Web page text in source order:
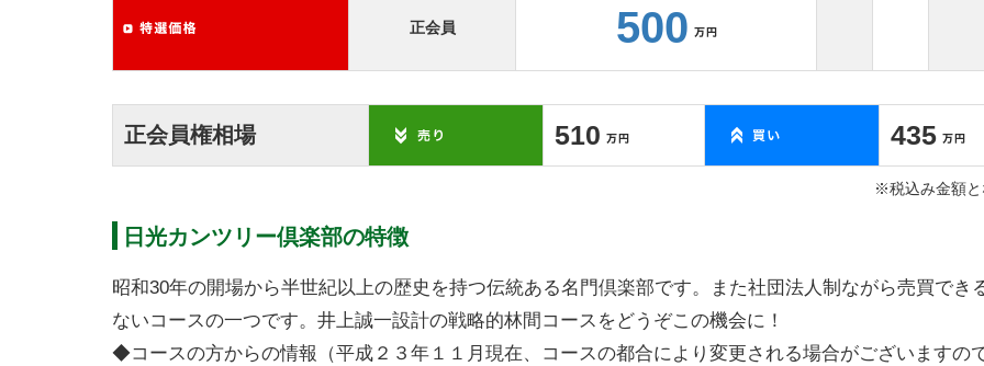
正会員 500
正会員権相場 510 435
※税込み金額と
日光カンツリー倶楽部の特徴
昭和30年の開場から半世紀以上の歴史を持つ伝統ある名門倶楽部です。また社団法人制ながら売買でき
ないコースの一つです。井上誠一設計の戦略的林間コースをどうぞこの機会に！
◆コースの方からの情報（平成２３年１１月現在、コースの都合により変更される場合がございますの